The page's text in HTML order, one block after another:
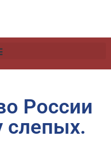
России
слепых.